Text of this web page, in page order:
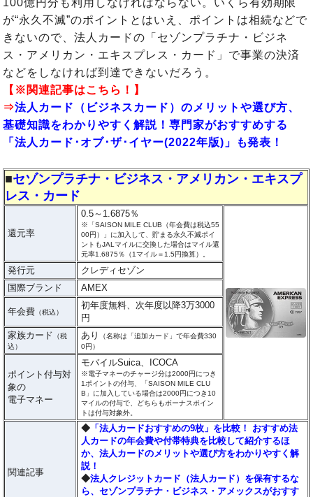
が“永久不滅”のポイントとはいえ、ポイントは相続などで
きないので、法人カードの「セゾンプラチナ・ビジネ
ス・アメリカン・エキスプレス・カード」で事業の決済
などをしなければ到達できないだろう。
【※関連記事はこちら！】
⇒法人カード（ビジネスカード）のメリットや選び方、
基礎知識をわかりやすく解説！専門家がおすすめする
「法人カード･オブ･ザ･イヤー(2022年版)」も発表！
■セゾンプラチナ・ビジネス・アメリカン・エキスプ
レス・カード
還元率
0.5～1.6875％
※「SAISON MILE CLUB（年会費は税込55
00円）」に加入して、貯まる永久不滅ポイ
ントもJALマイルに交換した場合はマイル還
元率1.6875％（1マイル＝1.5円換算）。
発行元
クレディセゾン
国際ブランド
AMEX
年会費 （税込）
初年度無料、次年度以降3万3000
円
家族カード
（税
込）
あり
（名称は「追加カード」で年会費330
0円）
ポイント付与対
象の
電子マネー
モバイルSuica、ICOCA
※電子マネーのチャージ分は2000円につき
1ポイントの付与、「SAISON MILE CLU
B」に加入している場合は2000円につき10
マイルの付与で、どちらもボーナスポイン
トは付与対象外。
関連記事
◆ 「法人カードおすすめの9枚」を比較！ おすすめ法
人カードの年会費や付帯特典を比較して紹介するほ
か、法人カードのメリットや選び方をわかりやすく解
説！
◆法人クレジットカード（法人カード）を保有するな
ら、セゾンプラチナ・ビジネス・アメックスがおすす